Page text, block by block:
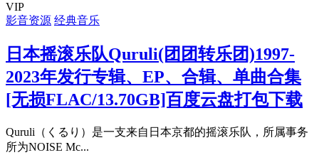
VIP
影音资源 经典音乐
日本摇滚乐队Quruli(团团转乐团)1997-
2023年发行专辑、EP、合辑、单曲合集
[无损FLAC/13.70GB]百度云盘打包下载
Quruli（くるり）是一支来自日本京都的摇滚乐队，所属事务
所为NOISE Mc...